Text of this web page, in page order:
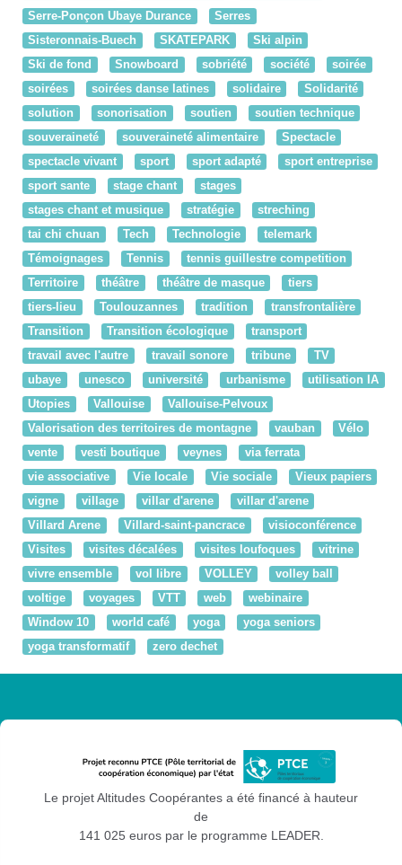
Serre-Ponçon Ubaye Durance
Serres
Sisteronnais-Buech
SKATEPARK
Ski alpin
Ski de fond
Snowboard sobriété société
soirée
soirées
soirées danse latines solidaire
Solidarité
solution
sonorisation soutien
soutien technique
souveraineté
souveraineté alimentaire
Spectacle
spectacle vivant
sport sport adapté
sport entreprise
sport sante
stage chant
stages
stages chant et musique
stratégie
streching
tai chi chuan
Tech Technologie
telemark
Témoignages
Tennis
tennis guillestre competition
Territoire
théâtre théâtre de masque
tiers
tiers-lieu
Toulouzannes tradition
transfrontalière
Transition
Transition écologique
transport
travail avec l'autre
travail sonore tribune
TV
ubaye
unesco université urbanisme
utilisation IA
Utopies
Vallouise
Vallouise-Pelvoux
Valorisation des territoires de montagne
vauban
Vélo
vente
vesti boutique veynes
via ferrata
vie associative
Vie locale Vie sociale
Vieux papiers
vigne
village villar d'arene
villar d'arene
Villard Arene
Villard-saint-pancrace
visioconférence
Visites
visites décalées visites loufoques
vitrine
vivre ensemble
vol libre VOLLEY
volley ball
voltige
voyages VTT web
webinaire
Window 10
world café yoga
yoga seniors
yoga transformatif
zero dechet
Le projet Altitudes Coopérantes a été financé à hauteur
de
141 025 euros par le programme LEADER.